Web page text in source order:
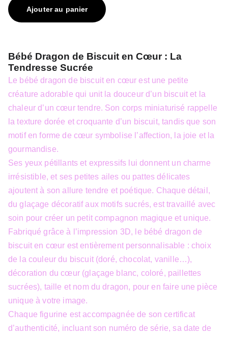
Ajouter au panier
Bébé Dragon de Biscuit en Cœur : La
Tendresse Sucrée
Le bébé dragon de biscuit en cœur est une petite
créature adorable qui unit la douceur d’un biscuit et la
chaleur d’un cœur tendre. Son corps miniaturisé rappelle
la texture dorée et croquante d’un biscuit, tandis que son
motif en forme de cœur symbolise l’affection, la joie et la
gourmandise.
Ses yeux pétillants et expressifs lui donnent un charme
irrésistible, et ses petites ailes ou pattes délicates
ajoutent à son allure tendre et poétique. Chaque détail,
du glaçage décoratif aux motifs sucrés, est travaillé avec
soin pour créer un petit compagnon magique et unique.
Fabriqué grâce à l’impression 3D, le bébé dragon de
biscuit en cœur est entièrement personnalisable : choix
de la couleur du biscuit (doré, chocolat, vanille…),
décoration du cœur (glaçage blanc, coloré, paillettes
sucrées), taille et nom du dragon, pour en faire une pièce
unique à votre image.
Chaque figurine est accompagnée de son certificat
d’authenticité, incluant son numéro de série, sa date de